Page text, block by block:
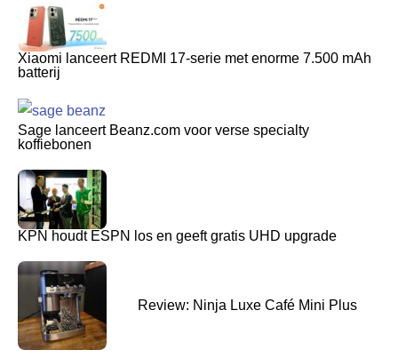
Xiaomi lanceert REDMI 17-serie met enorme 7.500 mAh
batterij
Sage lanceert Beanz.com voor verse specialty
koffiebonen
KPN houdt ESPN los en geeft gratis UHD upgrade
Review: Ninja Luxe Café Mini Plus